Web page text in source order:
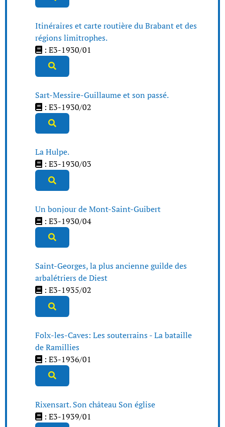
Itinéraires et carte routière du Brabant et des
régions limitrophes.
: E3-1930/01
Sart-Messire-Guillaume et son passé.
: E3-1930/02
La Hulpe.
: E3-1930/03
Un bonjour de Mont-Saint-Guibert
: E3-1930/04
Saint-Georges, la plus ancienne guilde des
arbalétriers de Diest
: E3-1935/02
Folx-les-Caves: Les souterrains - La bataille
de Ramillies
: E3-1936/01
Rixensart. Son château Son église
: E3-1939/01